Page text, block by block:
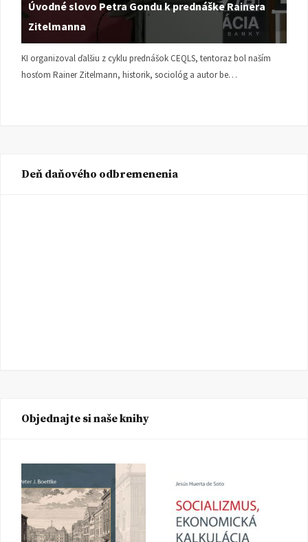
Úvodné slovo Petra Gondu k prednáške Rainera
Zitelmanna
KI organizoval ďalšiu z cyklu prednášok CEQLS, tentoraz bol naším
hosťom Rainer Zitelmann, historik, sociológ a autor be…
Deň daňového odbremenenia
Objednajte si naše knihy